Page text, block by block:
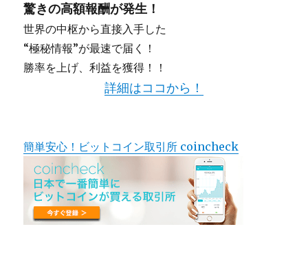
驚きの高額報酬が発生！
世界の中枢から直接入手した
“極秘情報”が最速で届く！
勝率を上げ、利益を獲得！！
詳細はココから！
簡単安心！ビットコイン取引所 coincheck